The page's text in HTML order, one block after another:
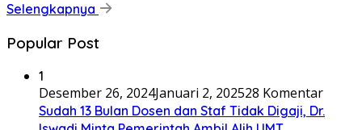
Selengkapnya
Popular Post
1
Desember 26, 2024Januari 2, 202528 Komentar
Sudah 13 Bulan Dosen dan Staf Tidak Digaji, Dr.